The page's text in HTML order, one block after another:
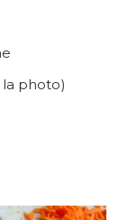
photo)